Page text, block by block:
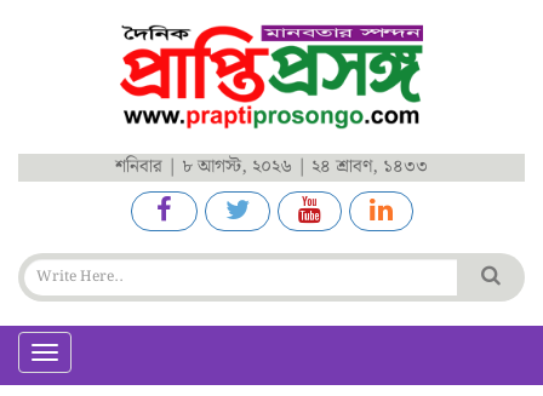
শনিবার | ৮ আগস্ট, ২০২৬ | ২৪ শ্রাবণ, ১৪৩৩
Toggle
navigation